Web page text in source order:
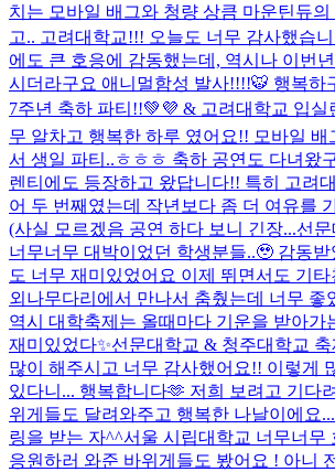
치는 모바일 배그와 청량 상큼 마운틴듀의
고.. 고려대학교!!! 오늘도 너무 감사했습니
에도 큰 호응에 감동했는데, 역시나 이번
시더라구요 애니멀함성 발사!!!!🐯 행복하
7주년 축하 파티!!💚💜 & 고려대학교 입
무 알차고 행복한 하루 였어요!! 모바일 배
서 생일 파티..ㅎㅎㅎ 축하 공연도 다녀왔
렌티에도 등장하고 왔답니다!! 특히 고려
어 두 번째였는데 작년보다 좀 더 여유를
(사실 모르겠음 공연 하다 보니 긴장...선
너무너무 대박이었던 학생분들..🥹 감동
도 너무 재미있었어요 이제 뛰면서도 기
외나무다리에서 만나서 춤췄는데 너무 좋
역시 대학축제는 올때마다 기운을 받아가
재미있었다✨선문대학교 & 청주대학교
많이 해주시고 너무 감사했어요!! 이렇게
있다니... 행복합니다🫶 저희 보려고 기다
위게들도 달려와주고 행복한 나날이에요
링을 받는 자^^서울 시립대학교 너무너무
응원하러 와준 바위게들도 봤어요 ! 아니